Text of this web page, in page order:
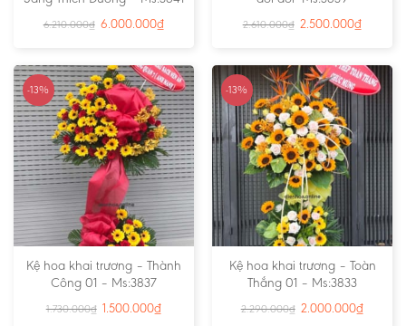
6.210.000₫ 6.000.000₫ 2.610.000₫ 2.500.000₫
-13%
Kệ hoa khai trương – Thành
Công 01 – Ms:3837
1.730.000₫ 1.500.000₫
-13%
Kệ hoa khai trương – Toàn
Thắng 01 – Ms:3833
2.290.000₫ 2.000.000₫